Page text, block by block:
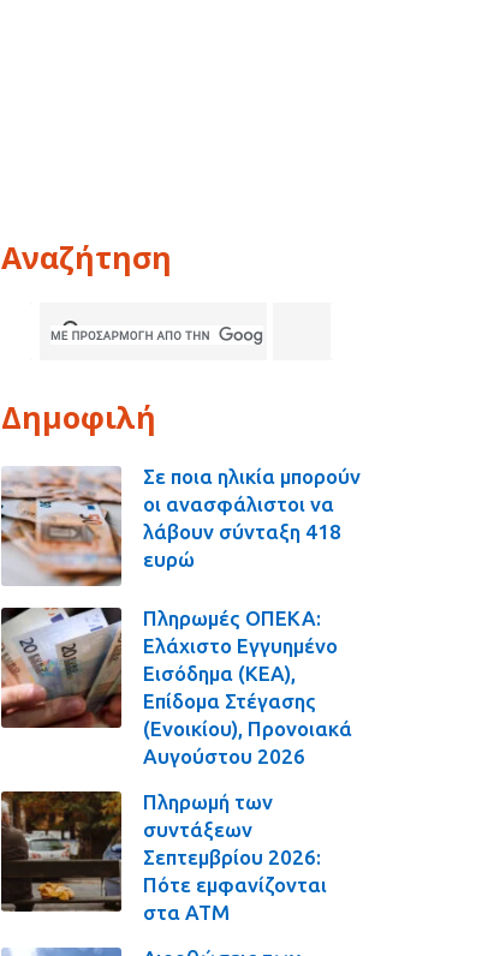
Αναζήτηση
Δημοφιλή
Σε ποια ηλικία μπορούν
οι ανασφάλιστοι να
λάβουν σύνταξη 418
ευρώ
Πληρωμές ΟΠΕΚΑ:
Ελάχιστο Εγγυημένο
Εισόδημα (ΚΕΑ),
Επίδομα Στέγασης
(Ενοικίου), Προνοιακά
Αυγούστου 2026
Πληρωμή των
συντάξεων
Σεπτεμβρίου 2026:
Πότε εμφανίζονται
στα ΑΤΜ